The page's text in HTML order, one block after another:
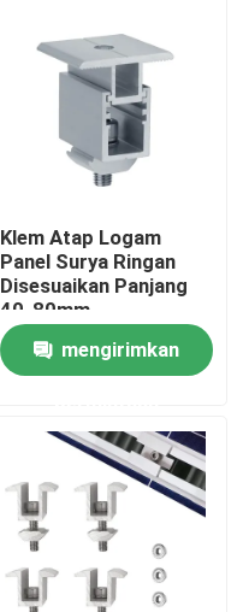
Klem Atap Logam
Panel Surya Ringan
Disesuaikan Panjang
40-80mm
mengirimkan